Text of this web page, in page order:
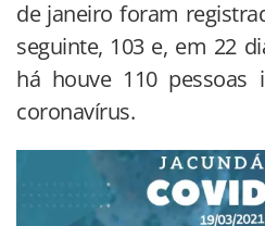
de janeiro foram
seguinte, 103 e, em 22
há houve 110 pessoas
coronavírus.